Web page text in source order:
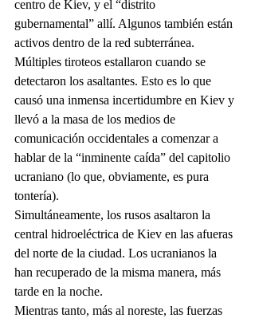
centro de Kiev, y el “distrito
gubernamental” allí. Algunos también están
activos dentro de la red subterránea.
Múltiples tiroteos estallaron cuando se
detectaron los asaltantes. Esto es lo que
causó una inmensa incertidumbre en Kiev y
llevó a la masa de los medios de
comunicación occidentales a comenzar a
hablar de la “inminente caída” del capitolio
ucraniano (lo que, obviamente, es pura
tontería).
Simultáneamente, los rusos asaltaron la
central hidroeléctrica de Kiev en las afueras
del norte de la ciudad. Los ucranianos la
han recuperado de la misma manera, más
tarde en la noche.
Mientras tanto, más al noreste, las fuerzas